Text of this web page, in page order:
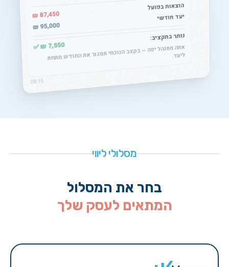
הוצאות בפועל
87,450
₪ יעד חודשי
95,000
₪
נותר בתקציב:
7,550
₪ ✅
אתה מתנהל יפה – בקצב הנוכחי תסגור את החודש מתחת
ליעד.
08:15
מסלולי ליווי
בחר את המסלול
המתאים לעסק שלך